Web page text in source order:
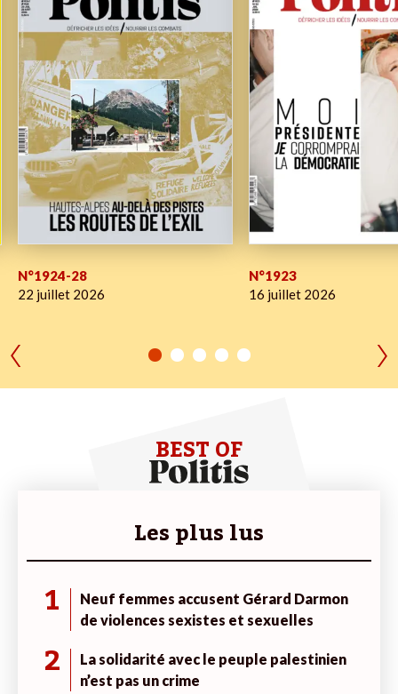
N°1924-28
22 juillet 2026
N°1923
16 juillet 2026
BEST OF
Les plus lus
1
Neuf femmes accusent Gérard Darmon
de violences sexistes et sexuelles
2
La solidarité avec le peuple palestinien
n’est pas un crime